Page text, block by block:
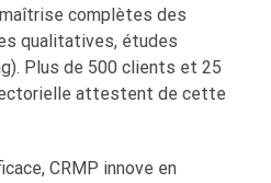
complètes des
qualitatives, études
Plus de 500 clients et 25
attestent de cette
CRMP innove en